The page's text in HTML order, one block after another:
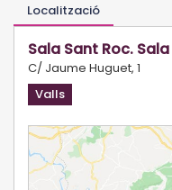
Localització
Sala Sant Roc.
C/ Jaume Huguet, 1
Valls